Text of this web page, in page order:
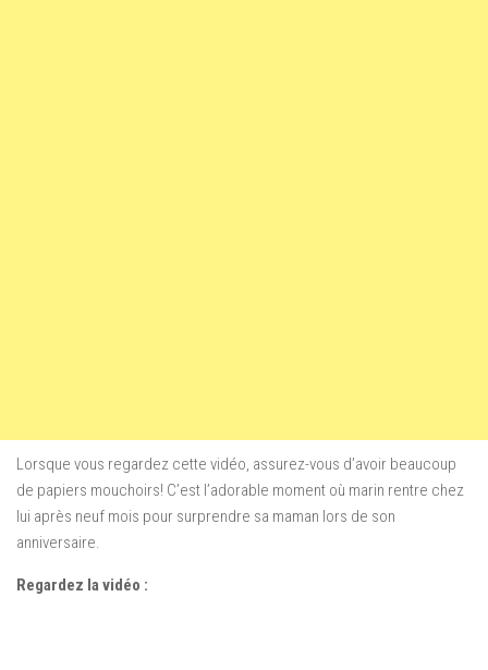
Lorsque vous regardez cette vidéo, assurez-vous d’avoir beaucoup
de papiers mouchoirs! C’est l’adorable moment où marin rentre chez
lui après neuf mois pour surprendre sa maman lors de son
anniversaire.
Regardez la vidéo :